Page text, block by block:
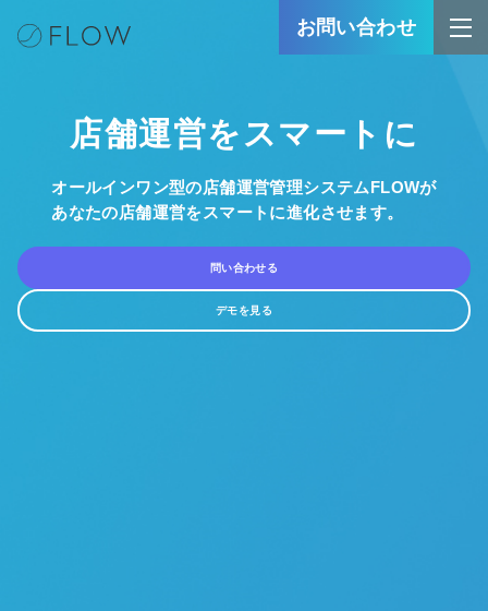
お問い合わせ
店舗運営をスマートに
オールインワン型の店舗運営管理システムFLOWが
あなたの店舗運営をスマートに進化させます。
問い合わせる
デモを見る